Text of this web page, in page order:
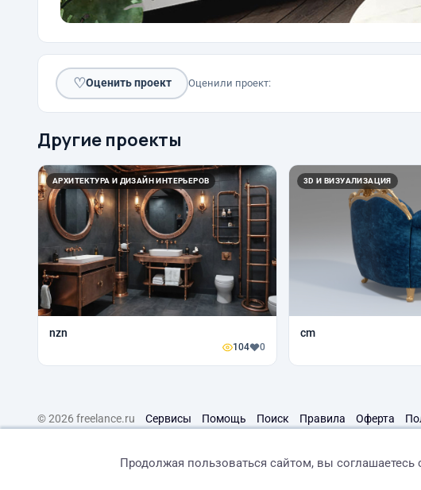
♡Оценить проект Оценили проект:
Другие проекты
АРХИТЕКТУРА И ДИЗАЙН ИНТЕРЬЕРОВ
nzn
104 0
3D И ВИЗУАЛИЗАЦИЯ
cm
© 2026 freelance.ru Сервисы Помощь Поиск Правила Оферта
Продолжая пользоваться сайтом, вы соглашаетесь